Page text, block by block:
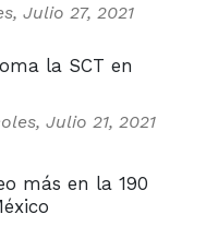
Julio 27, 2021
la SCT en
Julio 21, 2021
más en la 190